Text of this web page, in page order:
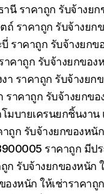
านี ราคาถูก รับจ้างยก
ถ์ ราคาถูก รับจ้างยก
บี่ ราคาถูก รับจ้างยกข
าคาถูก รับจ้างยกของ
า ราคาถูก รับจ้างยก
ราคาถูก รับจ้างยกขอ
มบายเครนยกชิ้นงาน
าถูก รับจ้างยกของหนั
ราคาถูก มีป
ก รับจ้างยกของหนัก
องหนัก ให้เช่าราคาถูก